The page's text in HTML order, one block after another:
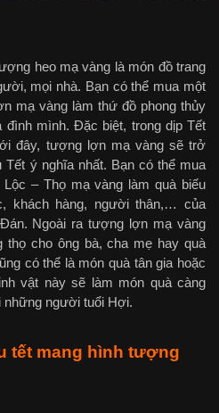
heo mạ vàng là món đồ trang
mọi nhà. Bạn có thể mua một
mạ vàng làm thứ đồ phong thủy
đình mình. Đặc biệt, trong dịp Tết
đây, tượng lợn mạ vàng sẽ trở
Tết ý nghĩa nhất. Bạn có thể mua
– Thọ mạ vàng làm quà biếu
khách hàng, người thân,… của
Ngoài ra tượng lợn mạ vàng
cho ông bà, cha mẹ hay quà
có thể là món quà tân gia hoặc
vật này sẽ làm món quà càng
những người tuổi Hợi.
tết mang hình tượng